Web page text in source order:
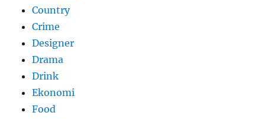
Country
Crime
Designer
Drama
Drink
Ekonomi
Food